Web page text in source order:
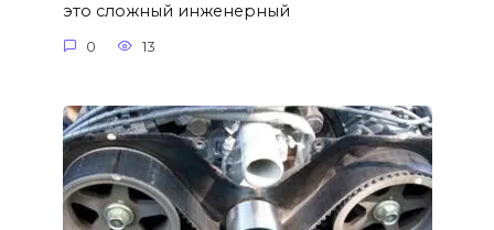
это сложный инженерный
0 13